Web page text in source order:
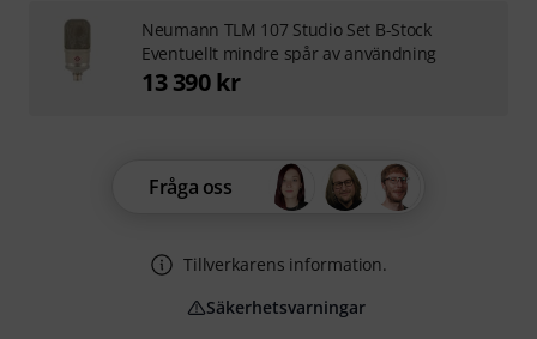
Fråga oss
Tillverkarens information.
Säkerhetsvarningar
Neumann TLM 107 Studio Set B-Stock
Eventuellt mindre spår av användning
13 390 kr